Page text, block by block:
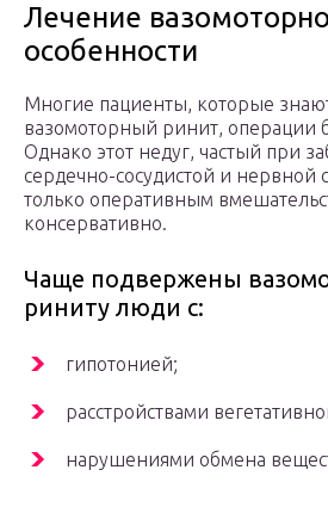
Лечение
особенности
Многие пациенты, которые
вазомоторный ринит, операции
Однако этот недуг, частый при
сердечно-сосудистой и нервной
только оперативным
консервативно.
Чаще подвержены
риниту люди с:
гипотонией;
расстройствами
нарушениями обмена